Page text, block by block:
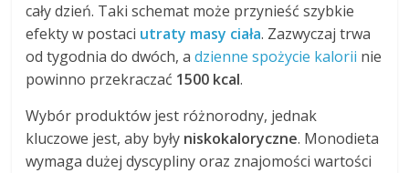
cały dzień. Taki schemat może przynieść szybkie
efekty w postaci utraty masy ciała. Zazwyczaj trwa
od tygodnia do dwóch, adzienne spożycie kalorii nie
powinno przekraczać 1500 kcal.
Wybór produktów jest różnorodny, jednak
kluczowe jest, aby były niskokaloryczne. Monodieta
wymaga dużej dyscypliny oraz znajomości wartości